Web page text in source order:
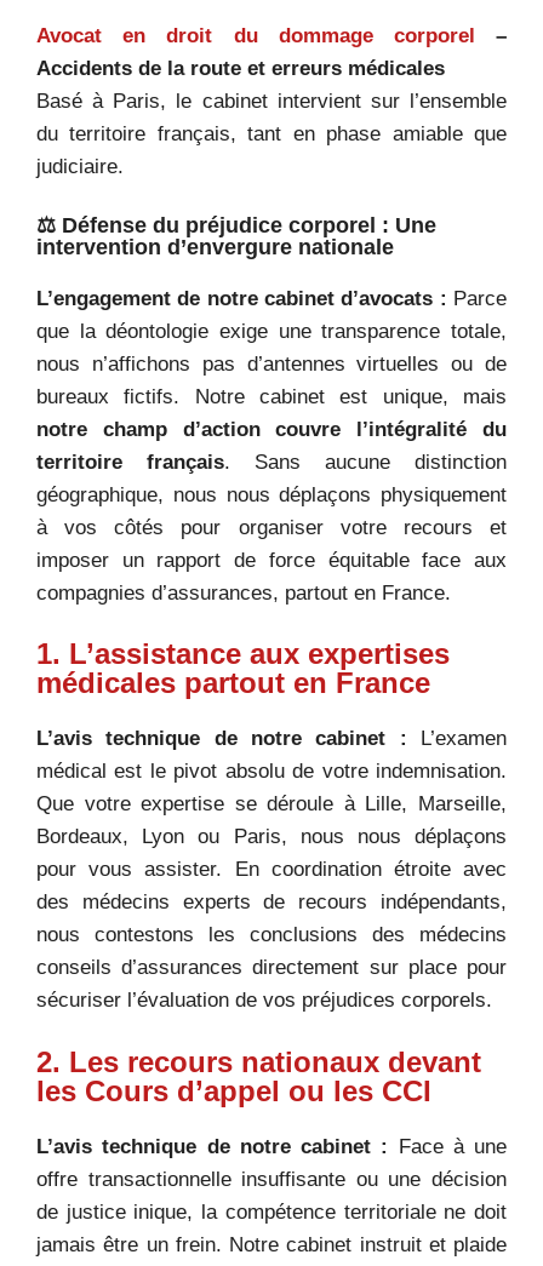
Avocat en droit du dommage corporel
–
Accidents de la route et erreurs médicales
Basé à Paris, le cabinet intervient sur l’ensemble
du territoire français, tant en phase amiable que
judiciaire.
⚖️ Défense du préjudice corporel : Une
intervention d’envergure nationale
L’engagement de notre cabinet d’avocats : Parce
que la déontologie exige une transparence totale,
nous n’affichons pas d’antennes virtuelles ou de
bureaux fictifs. Notre cabinet est unique, mais
notre champ d’action couvre l’intégralité du
territoire français. Sans aucune distinction
géographique, nous nous déplaçons physiquement
à vos côtés pour organiser votre recours et
imposer un rapport de force équitable face aux
compagnies d’assurances, partout en France.
1. L’assistance aux expertises
médicales partout en France
L’avis technique de notre cabinet : L’examen
médical est le pivot absolu de votre indemnisation.
Que votre expertise se déroule à Lille, Marseille,
Bordeaux, Lyon ou Paris, nous nous déplaçons
pour vous assister. En coordination étroite avec
des médecins experts de recours indépendants,
nous contestons les conclusions des médecins
conseils d’assurances directement sur place pour
sécuriser l’évaluation de vos préjudices corporels.
2. Les recours nationaux devant
les Cours d’appel ou les CCI
L’avis technique de notre cabinet :
Face à une
offre transactionnelle insuffisante ou une décision
de justice inique, la compétence territoriale ne doit
jamais être un frein. Notre cabinet instruit et plaide